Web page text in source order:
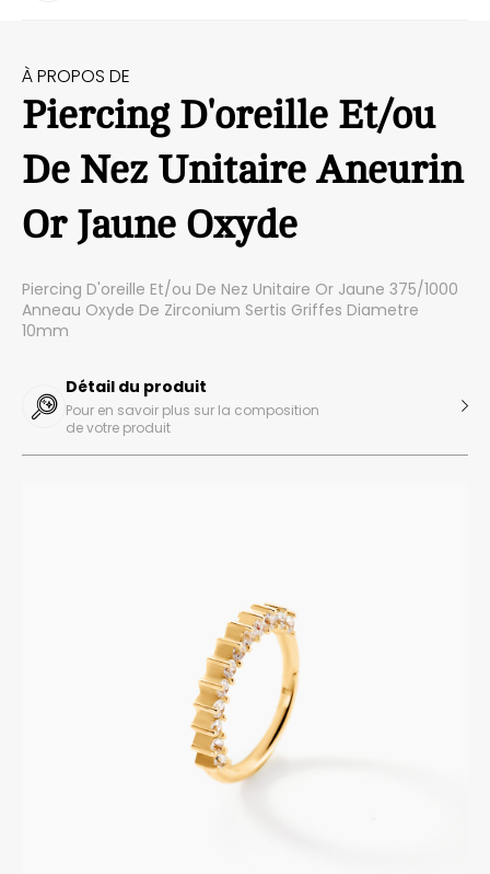
À PROPOS DE
Piercing D'oreille Et/ou
De Nez Unitaire Aneurin
Or Jaune Oxyde
Piercing D'oreille Et/ou De Nez Unitaire Or Jaune 375/1000
Anneau Oxyde De Zirconium Sertis Griffes Diametre
10mm
Détail du produit
Pour en savoir plus sur la composition
de votre produit